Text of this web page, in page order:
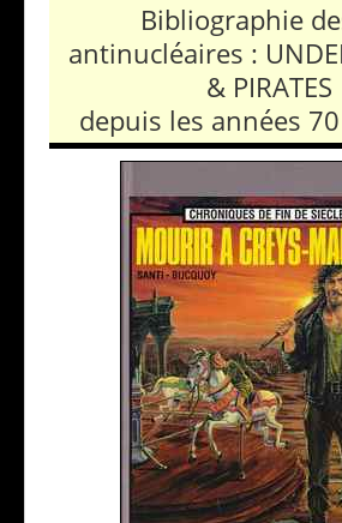
Bibliographie
antinucléaires :
& PIRATES
depuis les années